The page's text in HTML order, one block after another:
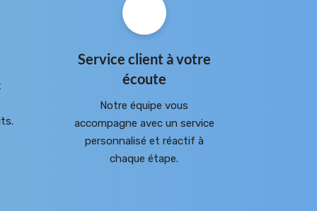
Service client à votre
écoute
Notre équipe vous
accompagne avec un service
personnalisé et réactif à
chaque étape.